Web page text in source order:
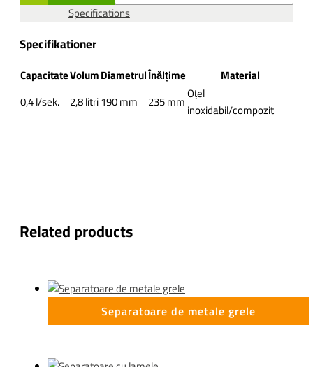
Specifications
Specifikationer
CapacitateVolumDiametrulÎnălțime
Material
0,4 l/sek.
2,8 litri190 mm 235 mm
Oțel
inoxidabil/compozit
Related products
Separatoare de metale grele